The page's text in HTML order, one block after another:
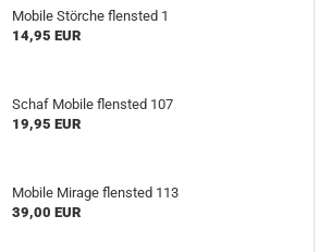
Mobile Störche flensted 1
14,95 EUR
Schaf Mobile flensted 107
19,95 EUR
Mobile Mirage flensted 113
39,00 EUR